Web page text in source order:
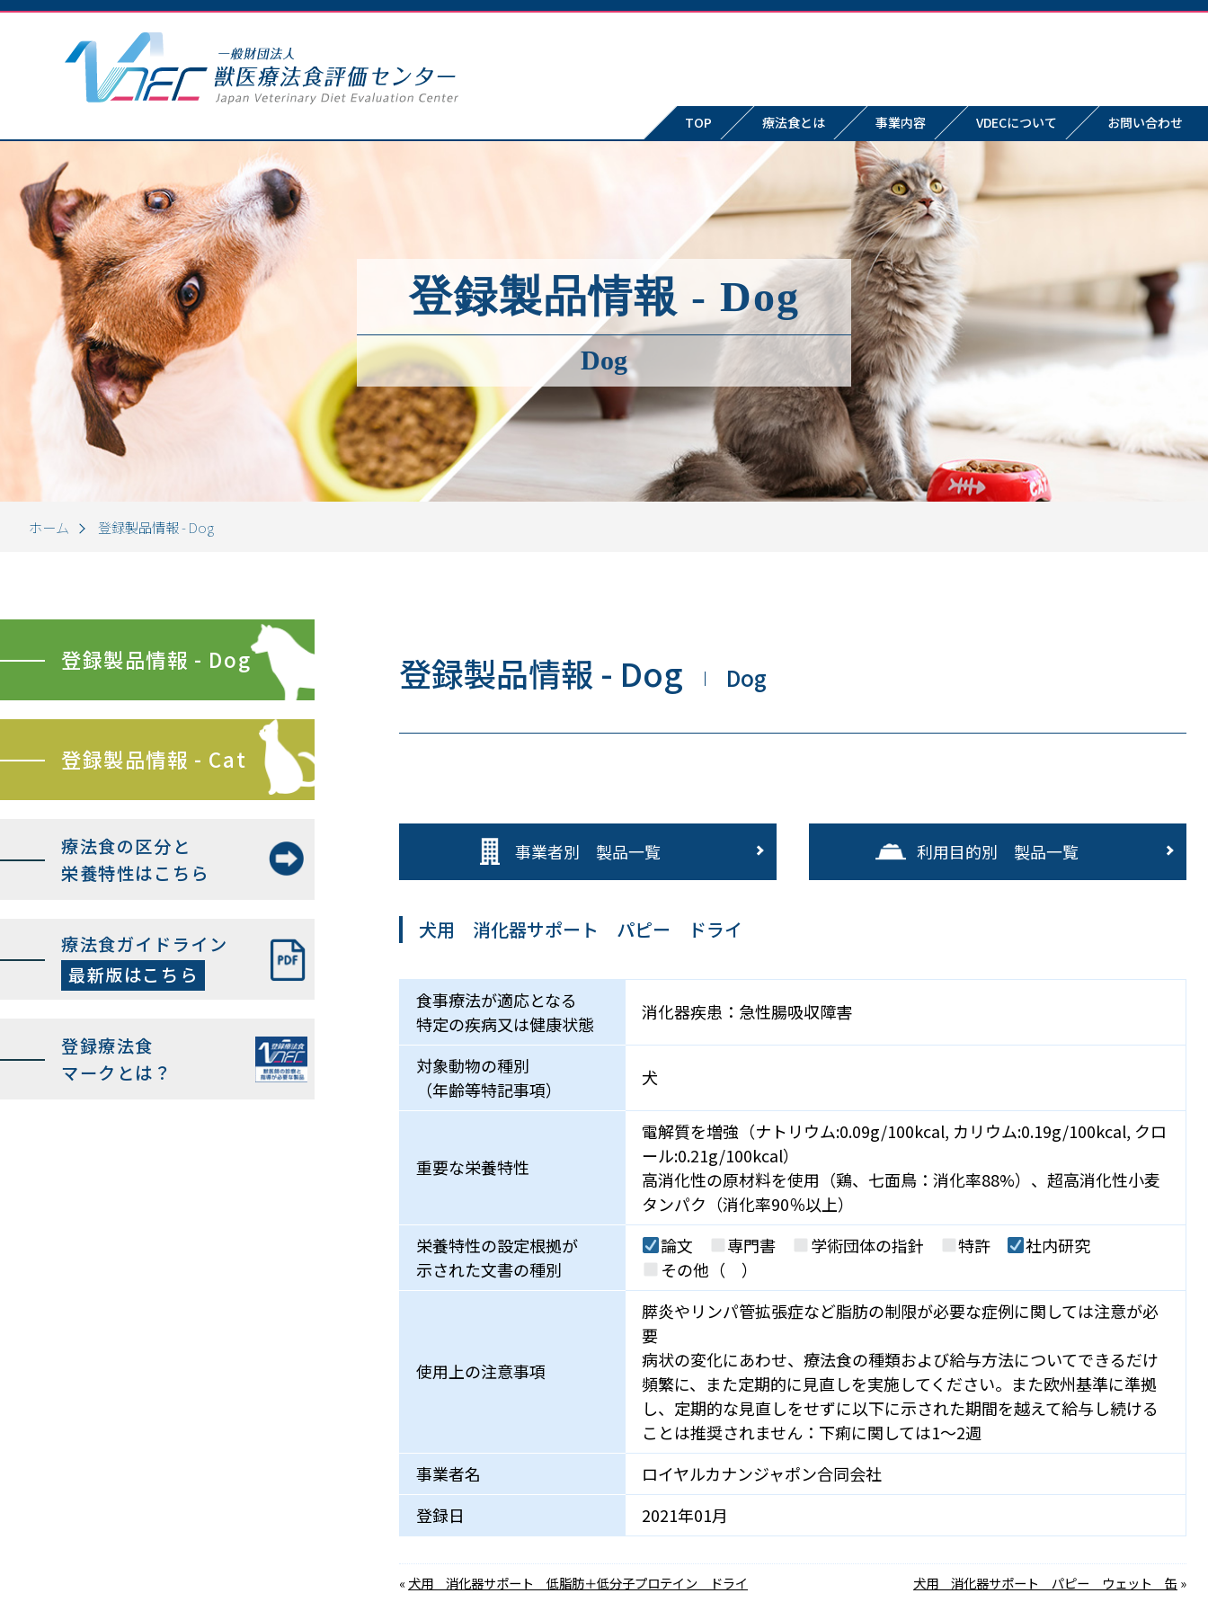
TOP 療法食とは 事業内容 VDECについて お問い合わせ
登録製品情報 - Dog
Dog
ホーム 登録製品情報 - Dog
登録製品情報 - Dog
登録製品情報 - Cat
療法食の区分と
栄養特性はこちら
療法食ガイドライン
最新版はこちら
登録療法食
マークとは？
登録製品情報 - Dog Dog
事業者別 製品一覧 利用目的別 製品一覧
犬用 消化器サポート パピー ドライ
食事療法が適応となる
特定の疾病又は健康状態
消化器疾患：急性腸吸収障害
対象動物の種別
（年齢等特記事項）
犬
重要な栄養特性
電解質を増強（ナトリウム:0.09g/100kcal, カリウム:0.19g/100kcal, クロ
ール:0.21g/100kcal）
高消化性の原材料を使用（鶏、七面鳥：消化率88%）、超高消化性小麦
タンパク（消化率90％以上）
栄養特性の設定根拠が
示された文書の種別
論文 専門書 学術団体の指針 特許
社内研究
その他（ ）
使用上の注意事項
膵炎やリンパ管拡張症など脂肪の制限が必要な症例に関しては注意が必
要
病状の変化にあわせ、療法食の種類および給与方法についてできるだけ
頻繁に、また定期的に見直しを実施してください。また欧州基準に準拠
し、定期的な見直しをせずに以下に示された期間を越えて給与し続ける
ことは推奨されません：下痢に関しては1～2週
事業者名
ロイヤルカナンジャポン合同会社
登録日
2021年01月
« 犬用 消化器サポート 低脂肪＋低分子プロテイン ドライ 犬用 消化器サポート パピー ウェット 缶 »